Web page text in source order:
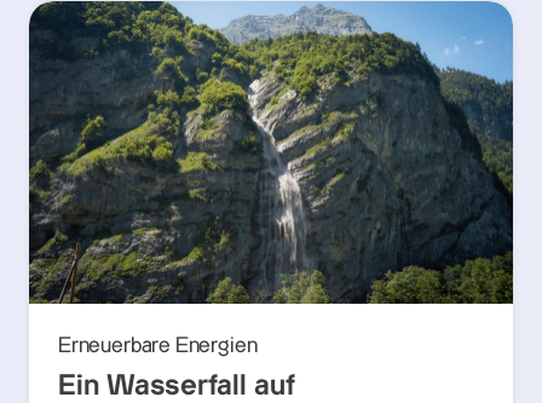
Erneuerbare Energien
Ein Wasserfall auf